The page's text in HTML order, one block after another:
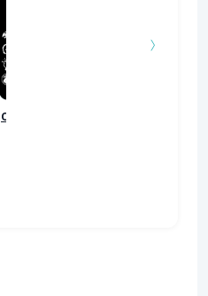
Осколки прошлого